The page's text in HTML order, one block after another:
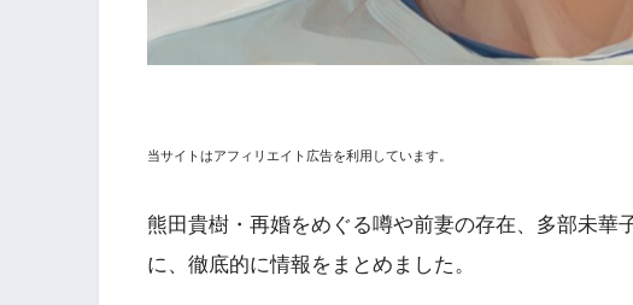
当サイトはアフィリエイト広告を利用しています。
熊田貴樹・再婚をめぐる噂や前妻の存在、多部未華
に、徹底的に情報をまとめました。